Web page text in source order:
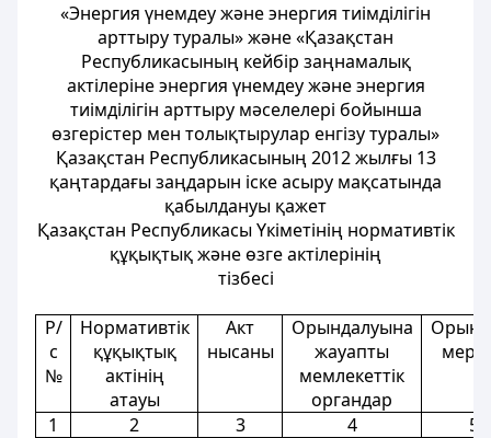
«Энергия үнемдеу және энергия тиімділігін
арттыру туралы» және «Қазақстан
Республикасының кейбір заңнамалық
актілеріне энергия үнемдеу және энергия
тиімділігін арттыру мәселелері бойынша
өзгерістер мен толықтырулар енгізу туралы»
Қазақстан Республикасының 2012 жылғы 13
қаңтардағы заңдарын іске асыру мақсатында
қабылдануы қажет
Қазақстан Республикасы Үкіметінің нормативтік
құқықтық және өзге актілерінің
тізбесі
Р/
с
№
Нормативтік
құқықтық
актінің
атауы
Акт
нысаны
Орындалуына
жауапты
мемлекеттік
органдар
1 2 3 4 5